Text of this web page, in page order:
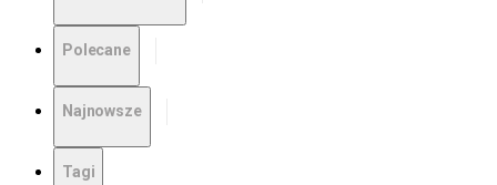
Polecane
Najnowsze
Tagi